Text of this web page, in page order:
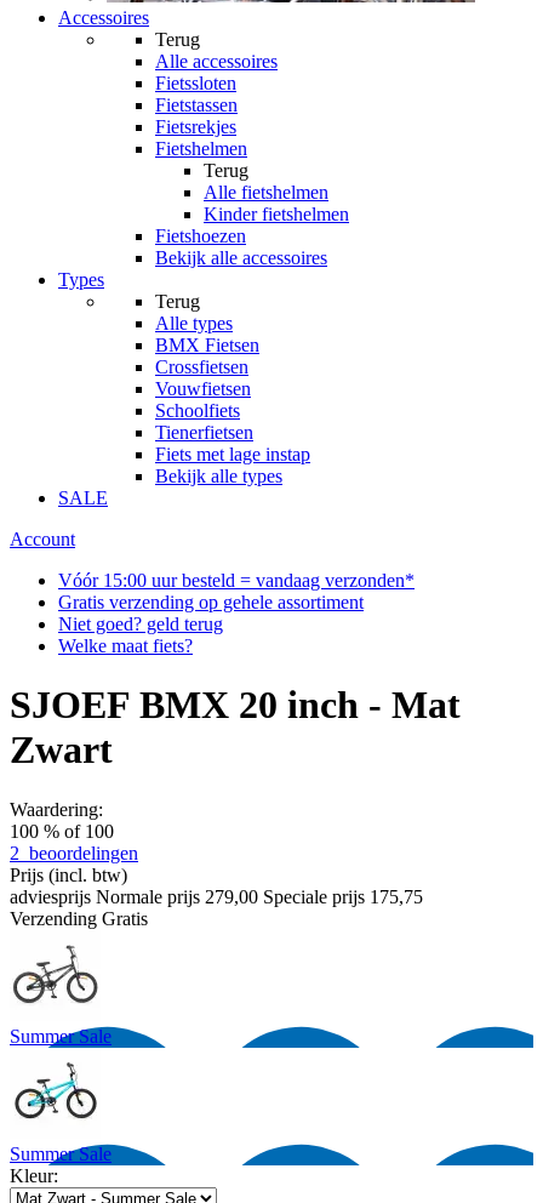
Accessoires
Terug
Alle accessoires
Fietssloten
Fietstassen
Fietsrekjes
Fietshelmen
Terug
Alle fietshelmen
Kinder fietshelmen
Fietshoezen
Bekijk alle accessoires
Types
Terug
Alle types
BMX Fietsen
Crossfietsen
Vouwfietsen
Schoolfiets
Tienerfietsen
Fiets met lage instap
Bekijk alle types
SALE
Account
Vóór 15:00 uur besteld = vandaag verzonden*
Gratis verzending op gehele assortiment
Niet goed? geld terug
Welke maat fiets?
SJOEF BMX 20 inch - Mat
Zwart
Waardering:
100 % of 100
2 beoordelingen
Prijs (incl. btw)
adviesprijs Normale prijs 279,00 Speciale prijs 175,75
Verzending Gratis
Summer Sale
Summer Sale
Kleur: